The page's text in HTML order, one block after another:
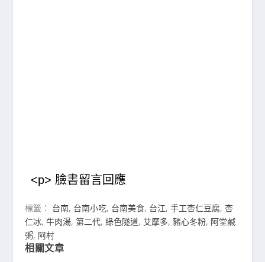
<p> 臉書留言回應
標籤： 台南, 台南小吃, 台南美食, 台江,手工杏仁豆腐,杏
仁冰,牛肉湯, 第二代,綠色隧道, 艾摩多,豬心冬粉, 阿堂鹹
粥, 阿村
相關文章